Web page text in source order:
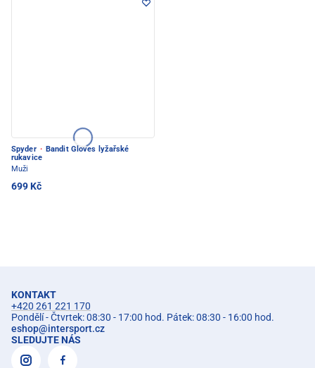
Spyder · Bandit Gloves lyžařské
rukavice
Muži
699 Kč
KONTAKT
+420 261 221 170
Pondělí - Čtvrtek: 08:30 - 17:00 hod. Pátek: 08:30 - 16:00 hod.
eshop@intersport.cz
SLEDUJTE NÁS